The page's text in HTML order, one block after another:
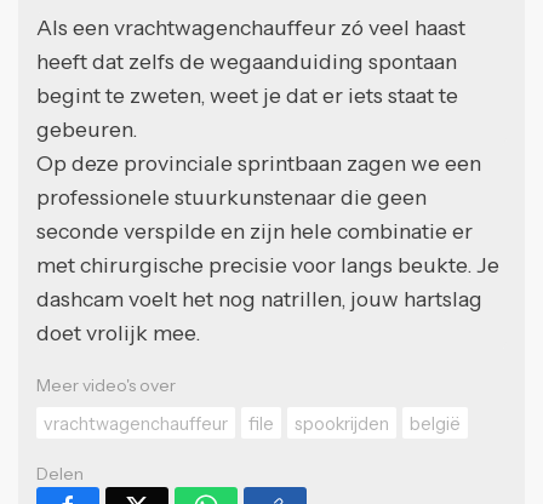
Als een vrachtwagenchauffeur zó veel haast
heeft dat zelfs de wegaanduiding spontaan
begint te zweten, weet je dat er iets staat te
gebeuren.
Op deze provinciale sprintbaan zagen we een
professionele stuurkunstenaar die geen
seconde verspilde en zijn hele combinatie er
met chirurgische precisie voor langs beukte. Je
dashcam voelt het nog natrillen, jouw hartslag
doet vrolijk mee.
Meer video's over
vrachtwagenchauffeur
file spookrijden belgië
Delen